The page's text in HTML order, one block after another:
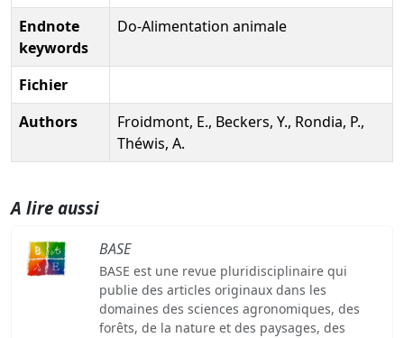
Endnote
keywords
Do-Alimentation animale
Fichier
Authors
Froidmont, E., Beckers, Y., Rondia, P.,
Théwis, A.
A lire aussi
BASE
BASE est une revue pluridisciplinaire qui
publie des articles originaux dans les
domaines des sciences agronomiques, des
forêts, de la nature et des paysages, des